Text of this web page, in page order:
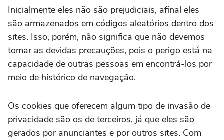
Inicialmente eles não são prejudiciais, afinal eles
são armazenados em códigos aleatórios dentro dos
sites. Isso, porém, não significa que não devemos
tomar as devidas precauções, pois o perigo está na
capacidade de outras pessoas em encontrá-los por
meio de histórico de navegação.
Os cookies que oferecem algum tipo de invasão de
privacidade são os de terceiros, já que eles são
gerados por anunciantes e por outros sites. Com